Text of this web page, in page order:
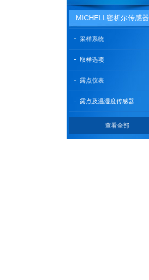
MICHELL密析尔传感器
采样系统
取样选项
露点仪表
露点及温湿度传感器
查看全部